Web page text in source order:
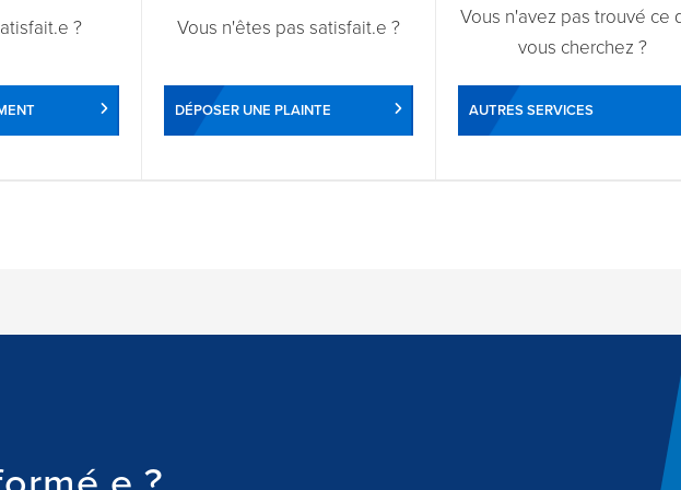
? Vous n'êtes pas satisfait.e ?
DÉPOSER UNE PLAINTE
Vous n'avez pas trouvé ce
vous cherchez ?
AUTRES SERVICES